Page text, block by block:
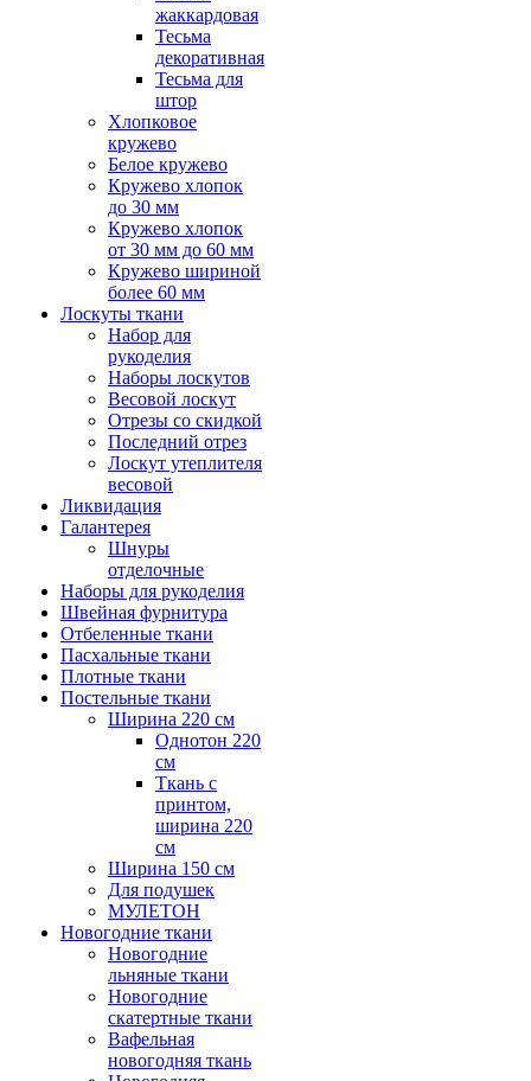
жаккардовая
Тесьма
декоративная
Тесьма для
штор
Хлопковое
кружево
Белое кружево
Кружево хлопок
до 30 мм
Кружево хлопок
от 30 мм до 60 мм
Кружево шириной
более 60 мм
Лоскуты ткани
Набор для
рукоделия
Наборы лоскутов
Весовой лоскут
Отрезы со скидкой
Последний отрез
Лоскут утеплителя
весовой
Ликвидация
Галантерея
Шнуры
отделочные
Наборы для рукоделия
Швейная фурнитура
Отбеленные ткани
Пасхальные ткани
Плотные ткани
Постельные ткани
Ширина 220 см
Однотон 220
см
Ткань с
принтом,
ширина 220
см
Ширина 150 см
Для подушек
МУЛЕТОН
Новогодние ткани
Новогодние
льняные ткани
Новогодние
скатертные ткани
Вафельная
новогодняя ткань